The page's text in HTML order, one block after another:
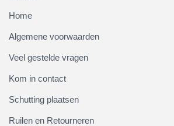
Home
Algemene voorwaarden
Veel gestelde vragen
Kom in contact
Schutting plaatsen
Ruilen en Retourneren